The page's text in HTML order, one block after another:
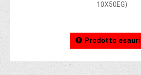
10X50EG)
Prodotto